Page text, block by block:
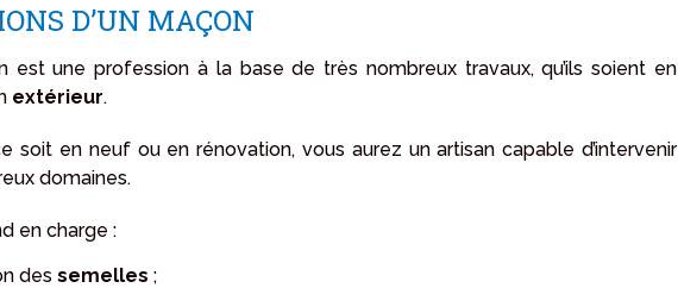
D’UN MAÇON
est une profession à la base de très nombreux travaux, qu’ils soient en
extérieur.
soit en neuf ou en rénovation, vous aurez un artisan capable d’intervenir
domaines.
en charge :
dessemelles;